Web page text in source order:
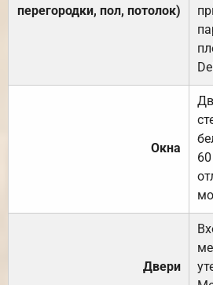
перегородки, пол, потолок)
Окна
Двери